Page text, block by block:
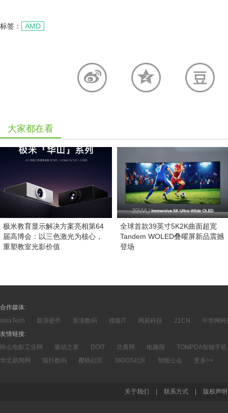
标签： AMD
大家都在看
极米教育显示解决方案亮相第64
届高博会：以三色激光为核心，
重塑教室光影价值
全球首款39英寸5K2K曲面超宽
Tandem WOLED叠曜屏新品震撼
登场
合作媒体:
sinaTech
新浪硬件 新浪数码 搜狐IT 网易科技 21CN
中华网科
友情链接:
咔么电影工业网
驱动之家 DOIT 北青网 电脑报
TOMPDA智能手机
华北新闻网
猫扑数码 樱桃社区 360OS社区 智能公会 更多>>
关于我们 联系方式 版权声明